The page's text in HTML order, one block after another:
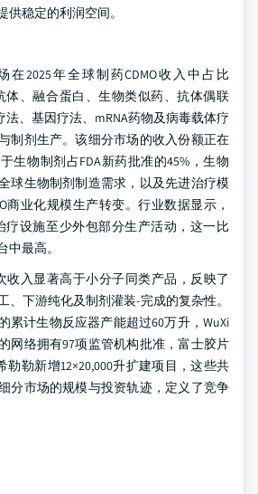
稳定的利润空间。
在2025年全球制药CDMO收入中占比
体、融合蛋白、生物类似药、抗体偶联
法、基因疗法、mRNA药物及病毒载体疗
制剂生产。该细分市场的收入份额正在
生物制剂占FDA新药批准的45%，生物
球生物制剂制造需求，以及先进治疗模
商业化规模生产转变。行业数据显示，
疗设施至少外包部分生产活动，这一比
最高。
收入显著高于小分子同类产品，反映了
、下游纯化及制剂灌装-完成的复杂性。
累计生物反应器产能超过60万升，WuXi
网络拥有97项监管机构批准，富士胶片
勒勒新增12×20,000升扩建项目，这些共
分市场的规模与投资轨迹，定义了竞争